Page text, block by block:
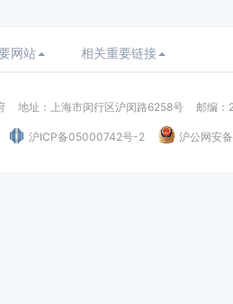
网站 相关重要链接
地址：上海市闵行区沪闵路6258号 邮编：
沪ICP备05000742号-2 沪公网安